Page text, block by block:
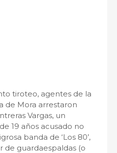
tiroteo, agentes de la
de Mora arrestaron
Vargas, un
19 años acusado no
banda de ‘Los 80’,
de guardaespaldas (o